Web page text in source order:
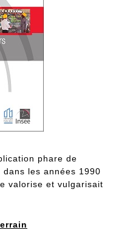
phare de
dans les années 1990
valorise et vulgarisait